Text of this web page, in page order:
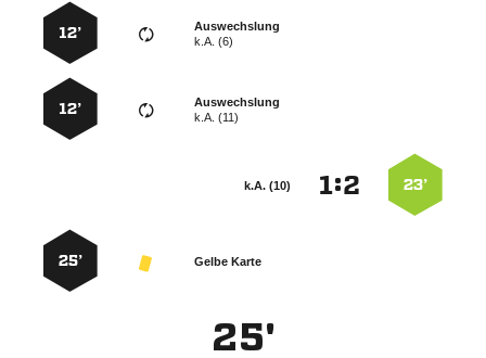
Auswechslung
k.A. (6)
12’
Auswechslung
k.A. (11)
12’
23’
:
k.A. (10)
Gelbe Karte
25’
25'